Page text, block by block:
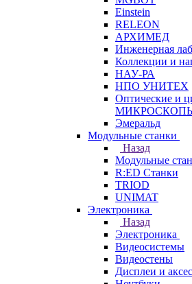
Einstein
RELEON
АРХИМЕД
Инженерная
Коллекции и
НАУ-РА
НПО УНИТЕХ
Оптические и
Эмеральд
Модульные станки
Назад
Модульные
R:ED Станки
TRIOD
UNIMAT
Электроника
Назад
Электроника
Видеосистемы
Видеостены
Дисплеи и